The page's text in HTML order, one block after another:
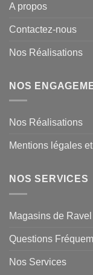
A propos
Contactez-nous
Nos Réalisations
NOS
Nos Réalisations
Mentions légales
NOS SERVICES
Magasins de Ravel
Questions
Nos Services